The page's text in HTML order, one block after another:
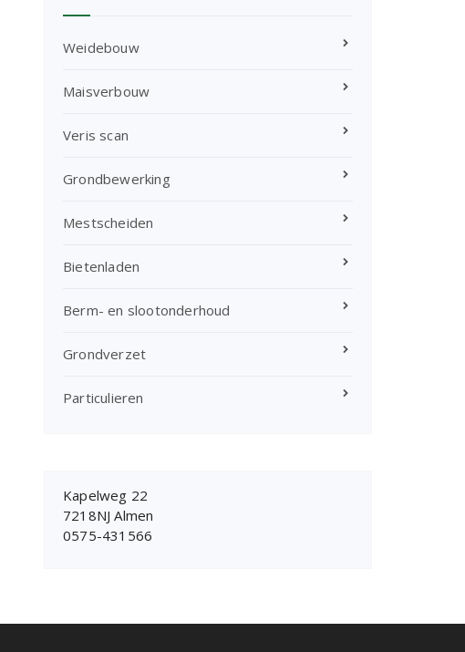
Weidebouw
Maisverbouw
Veris scan
Grondbewerking
Mestscheiden
Bietenladen
Berm- en slootonderhoud
Grondverzet
Particulieren
Kapelweg 22
7218NJ Almen
0575-431566